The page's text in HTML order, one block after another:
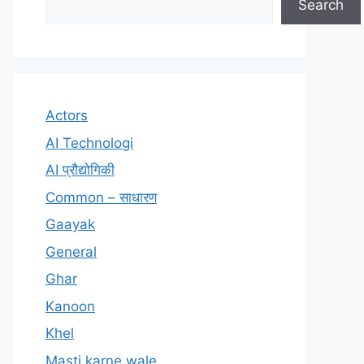
Search
Actors
AI Technologi
AI प्रौद्योगिकी
Common – साधारण
Gaayak
General
Ghar
Kanoon
Khel
Masti karne wale